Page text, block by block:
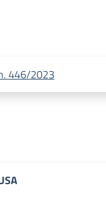
446/2023